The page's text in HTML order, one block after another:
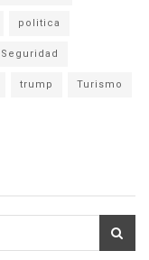
politica
Seguridad
trump Turismo